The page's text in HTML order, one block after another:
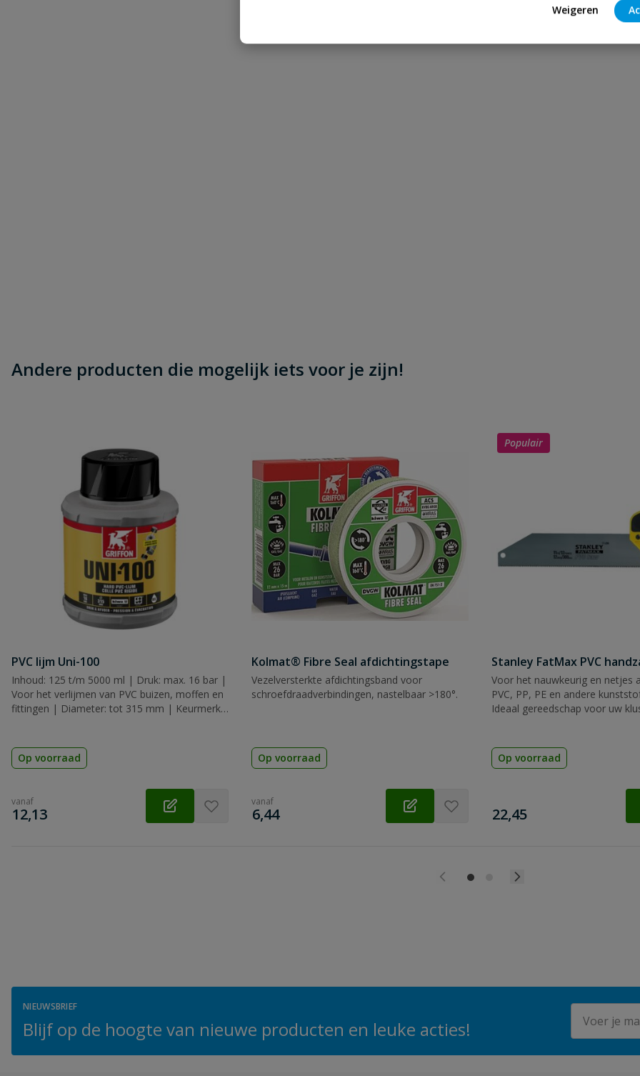
Weigeren
Andere producten die mogelijk iets voor je zijn!
PVC lijm Uni-100
Inhoud: 125 t/m 5000 ml | Druk: max. 16 bar |
Voor het verlijmen van PVC buizen, moffen en
fittingen | Diameter: tot 315 mm | Keurmerk:
Op voorraad
vanaf
€
12,13
Kolmat® Fibre Seal afdichtingstape
Vezelversterkte afdichtingsband voor
schroefdraadverbindingen, nastelbaar >180°.
Op voorraad
vanaf
€
6,44
Populair
Stanley FatMax PVC
Voor het nauwkeurig en netjes
PVC, PP, PE en andere
Ideaal gereedschap voor uw
Op voorraad
€
22,45
NIEUWSBRIEF
Blijf op de hoogte van nieuwe producten en leuke acties!